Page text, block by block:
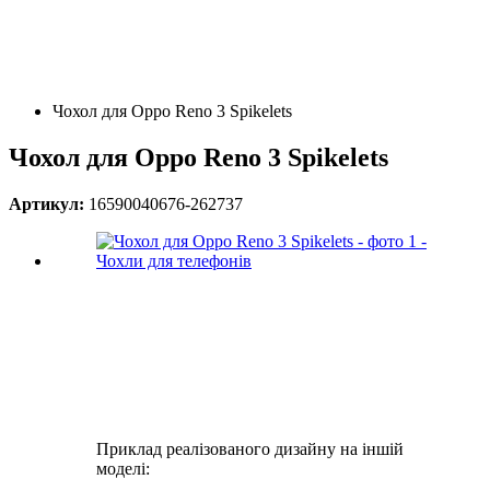
Чохол для Oppo Reno 3 Spikelets
Чохол для Oppo Reno 3 Spikelets
Артикул: 16590040676-262737
Приклад реалізованого дизайну на іншій
моделі: